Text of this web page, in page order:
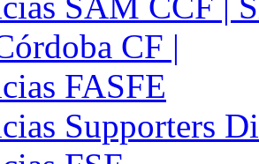
CF |
FASFE
Supporters